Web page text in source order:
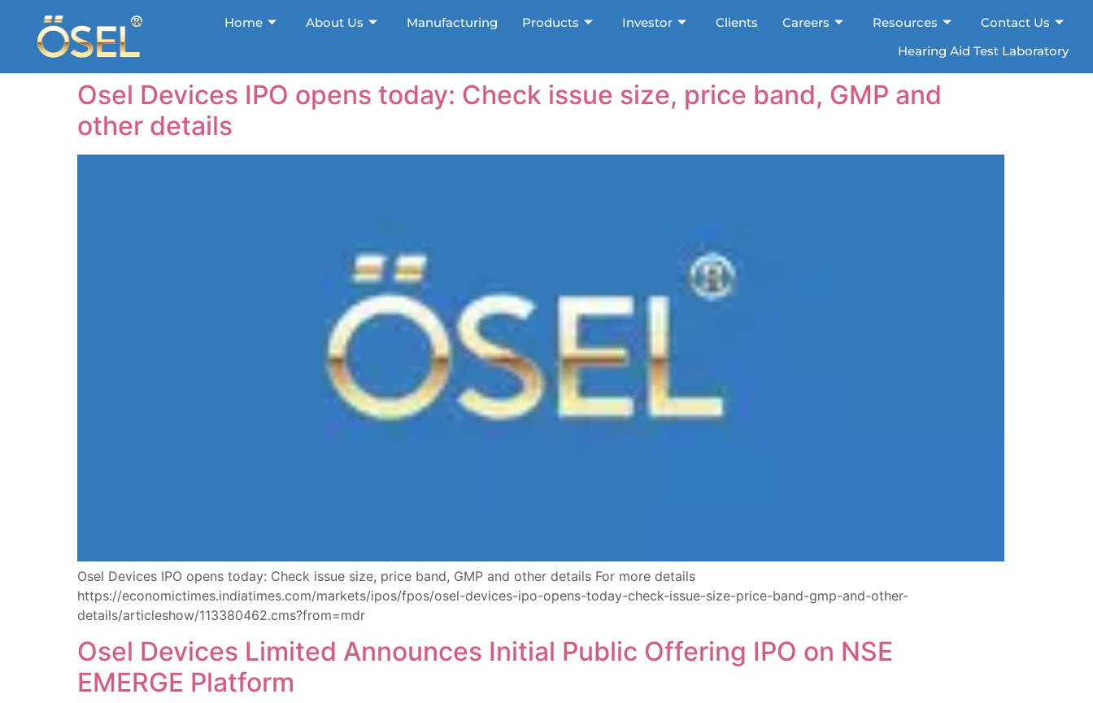
Home About Us Manufacturing Products Investor Clients Careers Resources
Contact Us
Hearing Aid Test Laboratory
Osel Devices IPO opens today: Check issue size, price band, GMP and
other details
Osel Devices IPO opens today: Check issue size, price band, GMP and other details For more details
https://economictimes.indiatimes.com/markets/ipos/fpos/osel-devices-ipo-opens-today-check-issue-size-price-band-gmp-and-other-
details/articleshow/113380462.cms?from=mdr
Osel Devices Limited Announces Initial Public Offering IPO on NSE
EMERGE Platform
We'll find the right solution for you.
×